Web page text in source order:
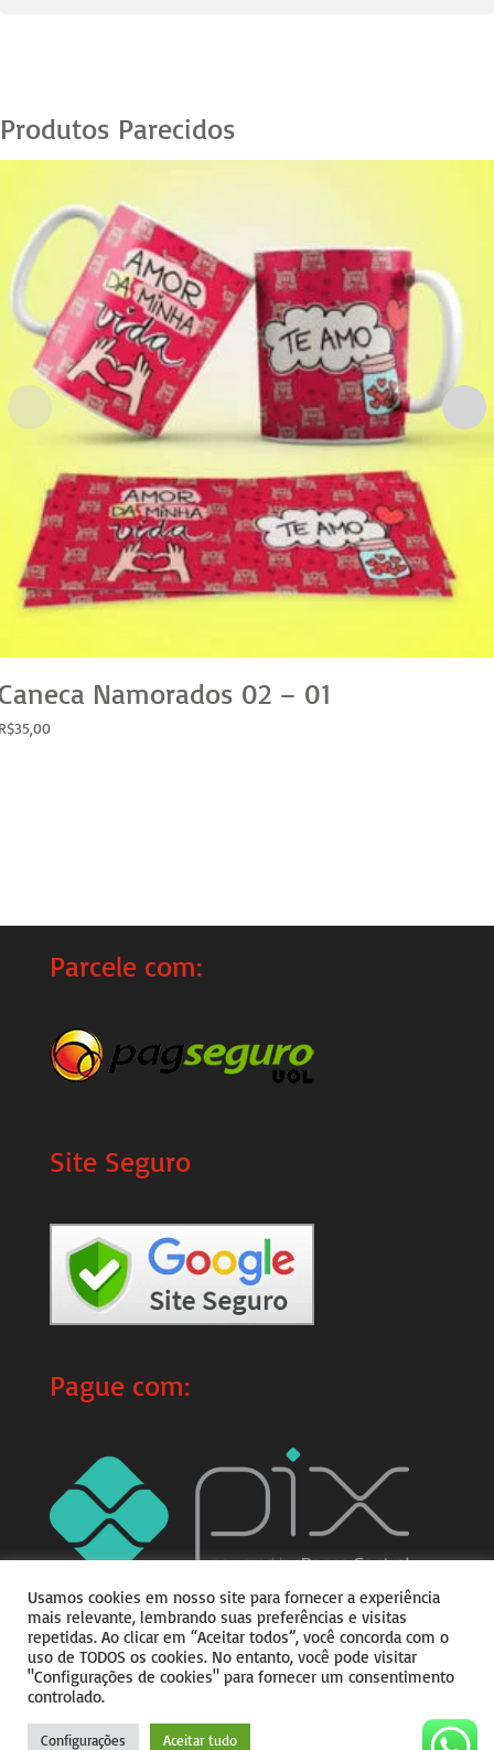
Produtos Parecidos
Namorados 02 – 01
35,00
Parcele com:
Site Seguro
Pague com:
Jeitim
Desenvolvido por
Usamos cookies em nosso site para fornecer a experiência
mais relevante, lembrando suas preferências e visitas
repetidas. Ao clicar em “Aceitar todos”, você concorda com o
uso de TODOS os cookies. No entanto, você pode visitar
"Configurações de cookies" para fornecer um consentimento
controlado.
Configurações Aceitar tudo